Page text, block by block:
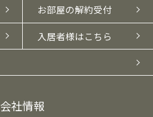
お部屋の解約受付
入居者様はこちら
会社情報